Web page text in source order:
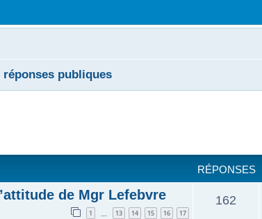
réponses publiques
RÉPONSES
de Mgr Lefebvre
1 … 13 14 15 16 17
162